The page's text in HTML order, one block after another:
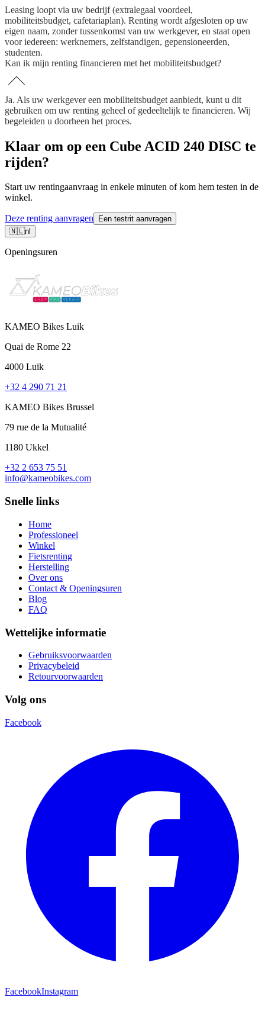
Leasing loopt via uw bedrijf (extralegaal voordeel,
mobiliteitsbudget, cafetariaplan). Renting wordt afgesloten op uw
eigen naam, zonder tussenkomst van uw werkgever, en staat open
voor iedereen: werknemers, zelfstandigen, gepensioneerden,
studenten.
Kan ik mijn renting financieren met het mobiliteitsbudget?
Ja. Als uw werkgever een mobiliteitsbudget aanbiedt, kunt u dit
gebruiken om uw renting geheel of gedeeltelijk te financieren. Wij
begeleiden u doorheen het proces.
Klaar om op een Cube ACID 240 DISC te
rijden?
Start uw rentingaanvraag in enkele minuten of kom hem testen in de
winkel.
Deze renting aanvragen
Een testrit aanvragen
🇳🇱nl
Openingsuren
KAMEO Bikes Luik
Quai de Rome 22
4000 Luik
+32 4 290 71 21
KAMEO Bikes Brussel
79 rue de la Mutualité
1180 Ukkel
+32 2 653 75 51
info@kameobikes.com
Snelle links
Home
Professioneel
Winkel
Fietsrenting
Herstelling
Over ons
Contact & Openingsuren
Blog
FAQ
Wettelijke informatie
Gebruiksvoorwaarden
Privacybeleid
Retourvoorwaarden
Volg ons
Facebook
FacebookInstagram